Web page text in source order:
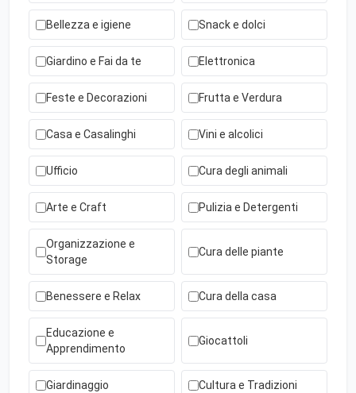
Bellezza e igiene Snack e dolci
Giardino e Fai da te Elettronica
Feste e Decorazioni Frutta e Verdura
Casa e Casalinghi Vini e alcolici
Ufficio Cura degli animali
Arte e Craft Pulizia e Detergenti
Organizzazione e
Storage
Cura delle piante
Benessere e Relax Cura della casa
Educazione e
Apprendimento
Giocattoli
Giardinaggio Cultura e Tradizioni